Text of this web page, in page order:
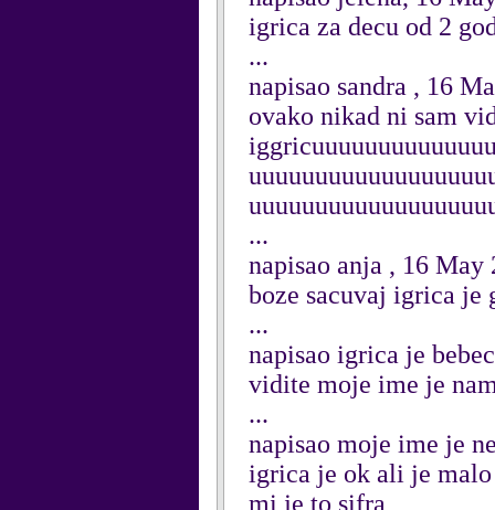
igrica za decu od 2
...
napisao sandra , 16
ovako nikad ni sam
...
napisao anja , 16 May
boze sacuvaj igrica je
...
napisao igrica je
vidite moje ime je
...
napisao moje ime je
igrica je ok ali je malo
mi je to sifra